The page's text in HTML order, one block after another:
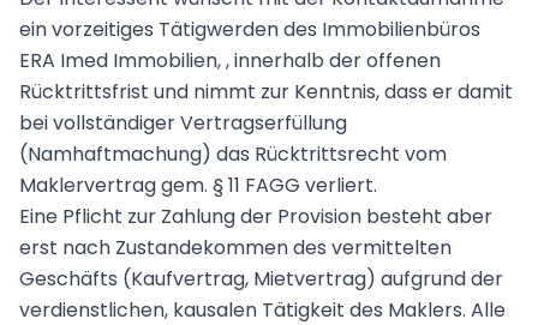
ein vorzeitiges Tätigwerden des Immobilienbüros
ERA Imed Immobilien, , innerhalb der offenen
Rücktrittsfrist und nimmt zur Kenntnis, dass er damit
bei vollständiger Vertragserfüllung
(Namhaftmachung) das Rücktrittsrecht vom
Maklervertrag gem. § 11 FAGG verliert.
Eine Pflicht zur Zahlung der Provision besteht aber
erst nach Zustandekommen des vermittelten
Geschäfts (Kaufvertrag, Mietvertrag) aufgrund der
verdienstlichen, kausalen Tätigkeit des Maklers. Alle